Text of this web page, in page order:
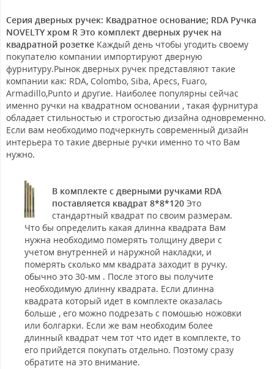
Серия дверных ручек: Квадратное основание; RDA Ручка
NOVELTY хром R Это комплект дверных ручек на
квадратной розетке Каждый день чтобы угодить своему
покупателю компании импортируют дверную
фурнитуру.Рынок дверных ручек представляют такие
компании как: RDA, Colombo, Siba, Apecs, Fuaro,
Armadillo,Punto и другие. Наиболее популярны сейчас
именно ручки на квадратном основании , такая фурнитура
обладает стильностью и строгостью дизайна одновременно.
Если вам необходимо подчеркнуть современный дизайн
интерьера то такие дверные ручки именно то что Вам
нужно.
В комплекте с дверными ручками RDA
поставляется квадрат 8*8*120 Это
стандартный квадрат по своим размерам.
Что бы определить какая длинна квадрата Вам
нужна необходимо померять толщину двери с
учетом внутренней и наружной накладки, и
померять сколько мм квадрата заходит в ручку.
обычно это 30-мм . После этого вы получите
необходимую длинну квадрата. Если длинна
квадрата который идет в комплекте оказалась
больше , его можно подрезать с помошью ножовки
или болгарки. Если же вам необходим более
длинный квадрат чем тот что идет в комплекте, то
его прийдется покупать отдельно. Поэтому сразу
обратите на это внимание.